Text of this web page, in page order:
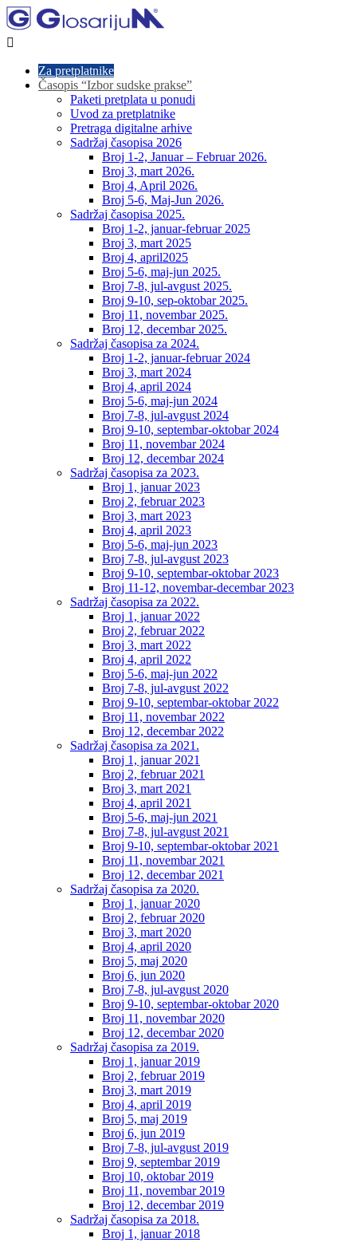

Za pretplatnike
Časopis “Izbor sudske prakse”
Paketi pretplata u ponudi
Uvod za pretplatnike
Pretraga digitalne arhive
Sadržaj časopisa 2026
Broj 1-2, Januar – Februar 2026.
Broj 3, mart 2026.
Broj 4, April 2026.
Broj 5-6, Maj-Jun 2026.
Sadržaj časopisa 2025.
Broj 1-2, januar-februar 2025
Broj 3, mart 2025
Broj 4, april2025
Broj 5-6, maj-jun 2025.
Broj 7-8, jul-avgust 2025.
Broj 9-10, sep-oktobar 2025.
Broj 11, novembar 2025.
Broj 12, decembar 2025.
Sadržaj časopisa za 2024.
Broj 1-2, januar-februar 2024
Broj 3, mart 2024
Broj 4, april 2024
Broj 5-6, maj-jun 2024
Broj 7-8, jul-avgust 2024
Broj 9-10, septembar-oktobar 2024
Broj 11, novembar 2024
Broj 12, decembar 2024
Sadržaj časopisa za 2023.
Broj 1, januar 2023
Broj 2, februar 2023
Broj 3, mart 2023
Broj 4, april 2023
Broj 5-6, maj-jun 2023
Broj 7-8, jul-avgust 2023
Broj 9-10, septembar-oktobar 2023
Broj 11-12, novembar-decembar 2023
Sadržaj časopisa za 2022.
Broj 1, januar 2022
Broj 2, februar 2022
Broj 3, mart 2022
Broj 4, april 2022
Broj 5-6, maj-jun 2022
Broj 7-8, jul-avgust 2022
Broj 9-10, septembar-oktobar 2022
Broj 11, novembar 2022
Broj 12, decembar 2022
Sadržaj časopisa za 2021.
Broj 1, januar 2021
Broj 2, februar 2021
Broj 3, mart 2021
Broj 4, april 2021
Broj 5-6, maj-jun 2021
Broj 7-8, jul-avgust 2021
Broj 9-10, septembar-oktobar 2021
Broj 11, novembar 2021
Broj 12, decembar 2021
Sadržaj časopisa za 2020.
Broj 1, januar 2020
Broj 2, februar 2020
Broj 3, mart 2020
Broj 4, april 2020
Broj 5, maj 2020
Broj 6, jun 2020
Broj 7-8, jul-avgust 2020
Broj 9-10, septembar-oktobar 2020
Broj 11, novembar 2020
Broj 12, decembar 2020
Sadržaj časopisa za 2019.
Broj 1, januar 2019
Broj 2, februar 2019
Broj 3, mart 2019
Broj 4, april 2019
Broj 5, maj 2019
Broj 6, jun 2019
Broj 7-8, jul-avgust 2019
Broj 9, septembar 2019
Broj 10, oktobar 2019
Broj 11, novembar 2019
Broj 12, decembar 2019
Sadržaj časopisa za 2018.
Broj 1, januar 2018